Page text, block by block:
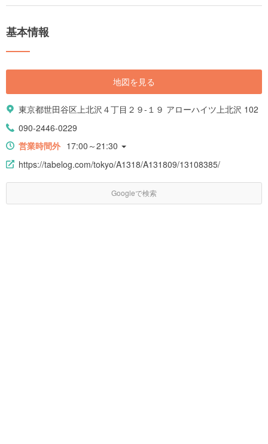
基本情報
地図を見る
東京都世田谷区上北沢４丁目２９-１９ アローハイツ上北沢 102
090-2446-0229
営業時間外 17:00～21:30
https://tabelog.com/tokyo/A1318/A131809/13108385/
Googleで検索